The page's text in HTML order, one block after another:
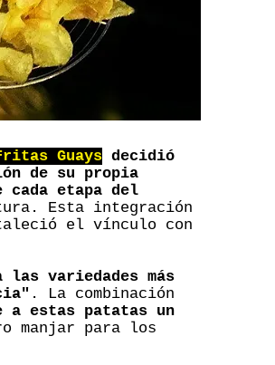
Guays decidió
de su propia
cada etapa del
Esta integración
el vínculo con
variedades más
. La combinación
a estas patatas un
manjar para los